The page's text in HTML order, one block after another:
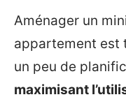
Aménager un
appartement est
un peu de
maximisant